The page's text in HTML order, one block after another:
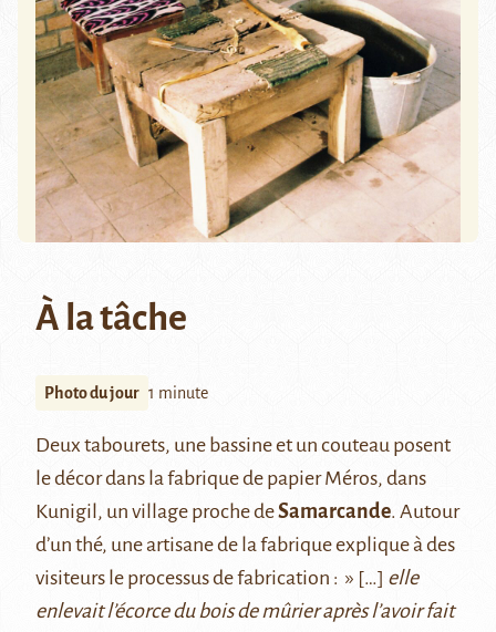
À la tâche
Photo du jour 1 minute
Deux tabourets, une bassine et un couteau posent
le décor dans la fabrique de papier Méros, dans
Kunigil, un village proche deSamarcande. Autour
d’un thé, une artisane de la fabrique explique à des
visiteurs le processus de fabrication : » […] elle
enlevait l’écorce du bois de mûrier après l’avoir fait